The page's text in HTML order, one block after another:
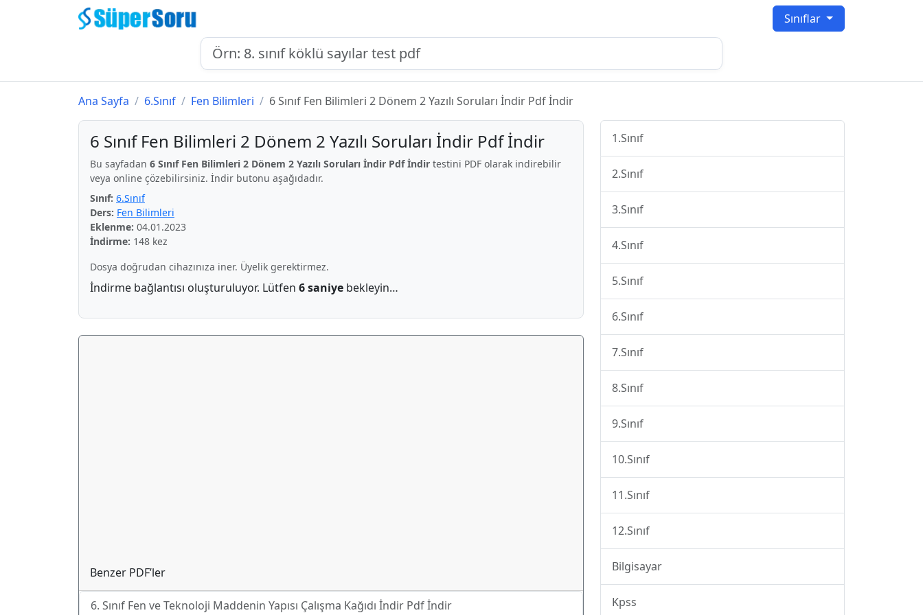
Sınıflar
Ana Sayfa 6.Sınıf Fen Bilimleri 6 Sınıf Fen Bilimleri 2 Dönem 2 Yazılı Soruları İndir Pdf İndir
6 Sınıf Fen Bilimleri 2 Dönem 2 Yazılı Soruları İndir Pdf İndir
Bu sayfadan 6 Sınıf Fen Bilimleri 2 Dönem 2 Yazılı Soruları İndir Pdf İndir testini PDF olarak indirebilir
veya online çözebilirsiniz. İndir butonu aşağıdadır.
Sınıf: 6.Sınıf
Ders: Fen Bilimleri
Eklenme: 04.01.2023
İndirme: 148 kez
Dosya doğrudan cihazınıza iner. Üyelik gerektirmez.
İndirme bağlantısı oluşturuluyor. Lütfen 6 saniye bekleyin…
Benzer PDF’ler
6. Sınıf Fen ve Teknoloji Maddenin Yapısı Çalışma Kağıdı İndir Pdf İndir
1.Sınıf
2.Sınıf
3.Sınıf
4.Sınıf
5.Sınıf
6.Sınıf
7.Sınıf
8.Sınıf
9.Sınıf
10.Sınıf
11.Sınıf
12.Sınıf
Bilgisayar
Kpss